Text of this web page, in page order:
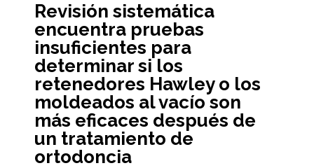
Revisión sistemática
encuentra pruebas
insuficientes para
determinar si los
retenedores Hawley o los
moldeados al vacío son
más eficaces después de
un tratamiento de
ortodoncia